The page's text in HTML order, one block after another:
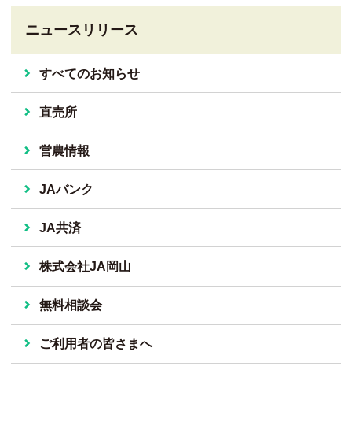
ニュースリリース
すべてのお知らせ
直売所
営農情報
JAバンク
JA共済
株式会社JA岡山
無料相談会
ご利用者の皆さまへ